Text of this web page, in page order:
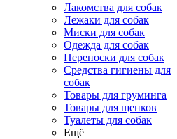
Лакомства для собак
Лежаки для собак
Миски для собак
Одежда для собак
Переноски для собак
Средства гигиены для
собак
Товары для груминга
Товары для щенков
Туалеты для собак
Ещё